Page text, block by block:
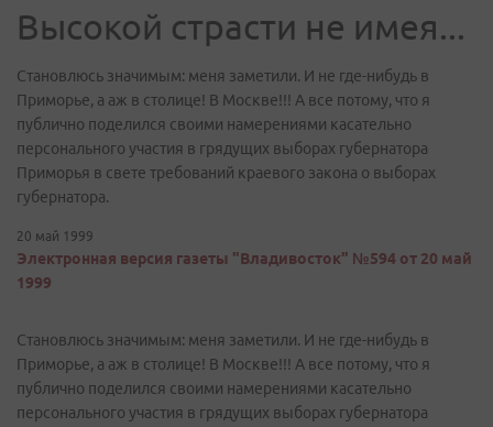
Высокой страсти не имея...
Становлюсь значимым: меня заметили. И не где-нибудь в
Приморье, а аж в столице! В Москве!!! А все потому, что я
публично поделился своими намерениями касательно
персонального участия в грядущих выборах губернатора
Приморья в свете требований краевого закона о выборах
губернатора.
20 май 1999
Электронная версия газеты "Владивосток" №594 от 20 май
1999
Становлюсь значимым: меня заметили. И не где-нибудь в
Приморье, а аж в столице! В Москве!!! А все потому, что я
публично поделился своими намерениями касательно
персонального участия в грядущих выборах губернатора